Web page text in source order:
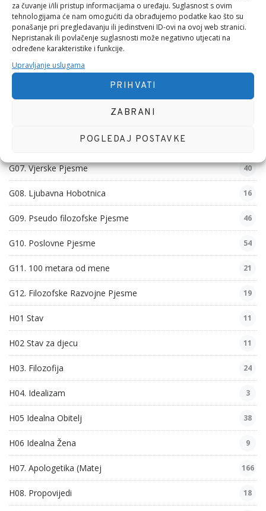
za čuvanje i/ili pristup informacijama o uređaju. Suglasnost s ovim
tehnologijama će nam omogućiti da obrađujemo podatke kao što su
ponašanje pri pregledavanju ili jedinstveni ID-ovi na ovoj web stranici.
Nepristanak ili povlačenje suglasnosti može negativno utjecati na
određene karakteristike i funkcije.
Upravljanje uslugama
PRIHVATI
ZABRANI
POGLEDAJ POSTAVKE
G01. Psihološke Pjesme
G02. Zabavne Pjesme
G03. Filozofske Pjesme
G06. Nezgodne Pjesme
G07. Vjerske Pjesme 40
G08. Ljubavna Hobotnica 16
G09. Pseudo filozofske Pjesme 46
G10. Poslovne Pjesme 54
G11. 100 metara od mene 21
G12. Filozofske Razvojne Pjesme 19
H01 Stav 11
H02 Stav za djecu 11
H03. Filozofija 24
H04. Idealizam 3
H05 Idealna Obitelj 38
H06 Idealna Žena 9
H07. Apologetika (Matej 166
H08. Propovijedi 18